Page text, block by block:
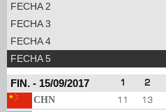
FECHA 2
FECHA 3
FECHA 4
FECHA 5
FIN. - 15/09/2017 1 2
CHN
11 13